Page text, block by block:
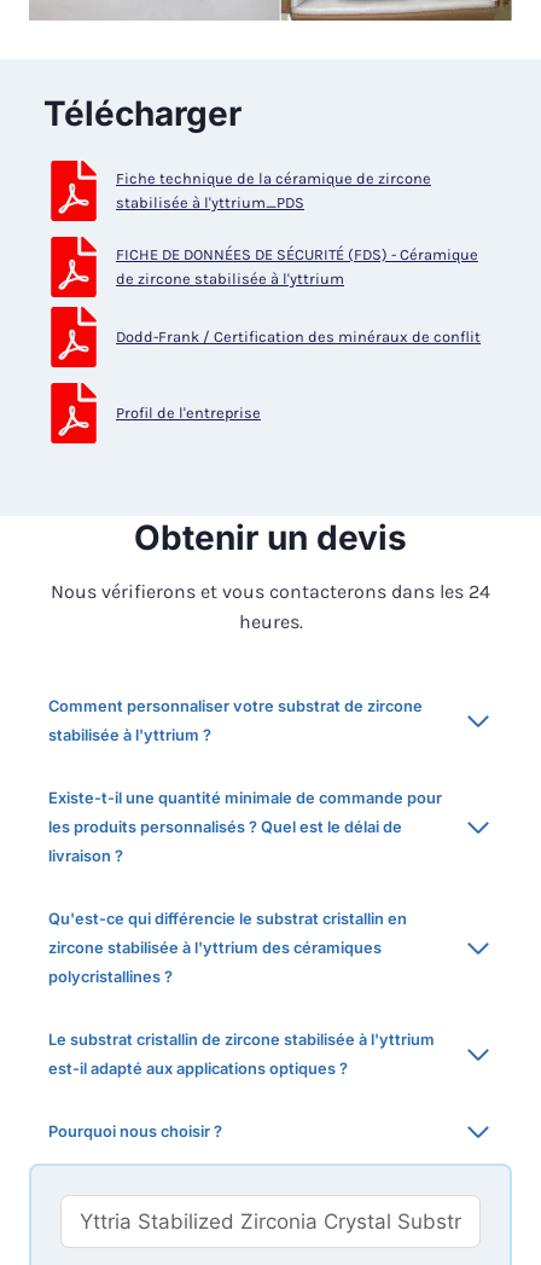
Télécharger
Fiche technique de la céramique de zircone
stabilisée à l'yttrium_PDS
FICHE DE DONNÉES DE SÉCURITÉ (FDS) - Céramique
de zircone stabilisée à l'yttrium
Dodd-Frank / Certification des minéraux de conflit
Profil de l'entreprise
Obtenir un devis
Nous vérifierons et vous contacterons dans les 24
heures.
Comment personnaliser votre substrat de zircone
stabilisée à l'yttrium ?
Existe-t-il une quantité minimale de commande pour
les produits personnalisés ? Quel est le délai de
livraison ?
Qu'est-ce qui différencie le substrat cristallin en
zircone stabilisée à l'yttrium des céramiques
polycristallines ?
Le substrat cristallin de zircone stabilisée à l'yttrium
est-il adapté aux applications optiques ?
Pourquoi nous choisir ?